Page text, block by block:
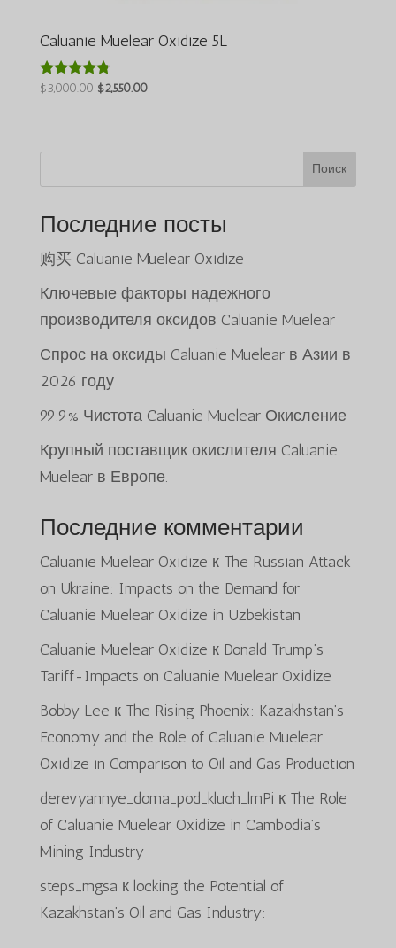
Caluanie Muelear Oxidize 5L
Оценка
$3,000.00 Первоначальная
$3,000.00.
$2,550.00Текущая
Поиск
Последние посты
购买 Caluanie Muelear Oxidize
Ключевые факторы надежного
производителя оксидов Caluanie Muelear
Спрос на оксиды Caluanie Muelear в Азии в
2026 году
99.9% Чистота Caluanie Muelear Окисление
Крупный поставщик окислителя Caluanie
Muelear в Европе.
Последние комментарии
Caluanie Muelear Oxidize к The Russian Attack
on Ukraine: Impacts on the Demand for
Caluanie Muelear Oxidize in Uzbekistan
Caluanie Muelear Oxidize к Donald Trump’s
Tariff-Impacts on Caluanie Muelear Oxidize
Bobby Lee к The Rising Phoenix: Kazakhstan’s
Economy and the Role of Caluanie Muelear
Oxidize in Comparison to Oil and Gas Production
derevyannye_doma_pod_kluch_lmPi к The Role
of Caluanie Muelear Oxidize in Cambodia’s
Mining Industry
steps_mgsa к locking the Potential of
Kazakhstan’s Oil and Gas Industry: